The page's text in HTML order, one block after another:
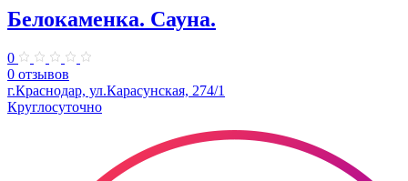
Белокаменка. Сауна.
0
0 отзывов
г.Краснодар, ул.Карасунская, 274/1
Круглосуточно